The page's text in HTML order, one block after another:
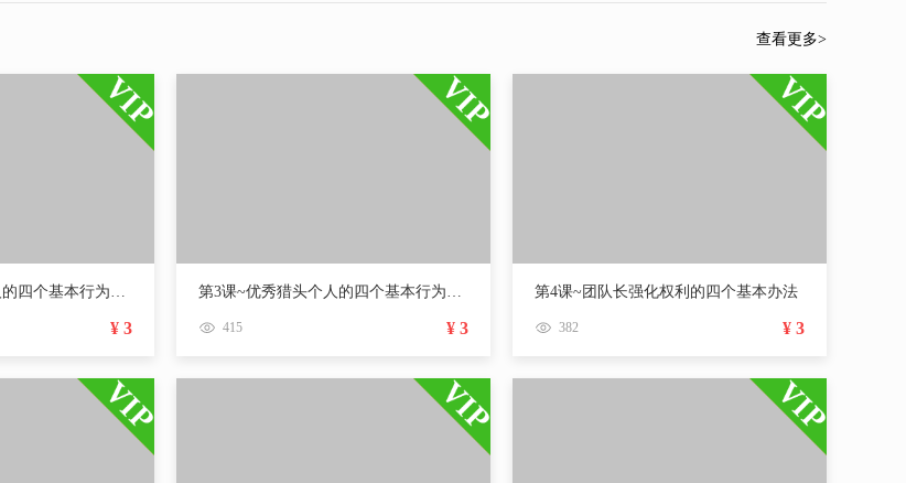
查看更多>
¥ 3 415 ¥ 3
第4课~团队长强化权利的四个基本办法
382 ¥ 3